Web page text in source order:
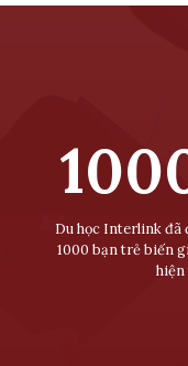
Du học Interlink đã
1000 bạn trẻ biến
hiện